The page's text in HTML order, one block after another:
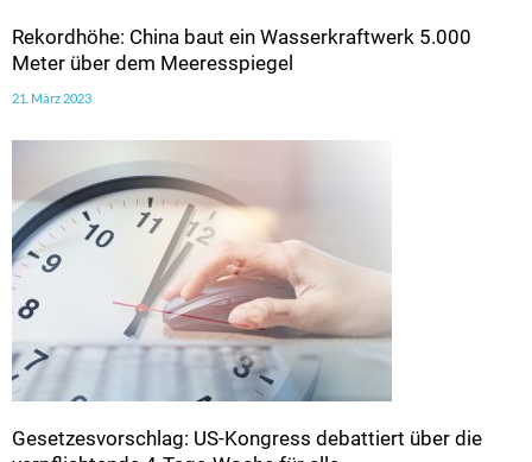
Rekordhöhe: China baut ein Wasserkraftwerk 5.000
Meter über dem Meeresspiegel
21. März 2023
Gesetzesvorschlag: US-Kongress debattiert über die